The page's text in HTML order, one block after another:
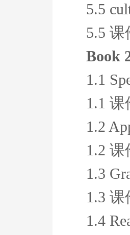
5.5
5.5 课
Book
1.1
1.1 课
1.2
1.2 课
1.3
1.3 课
1.4